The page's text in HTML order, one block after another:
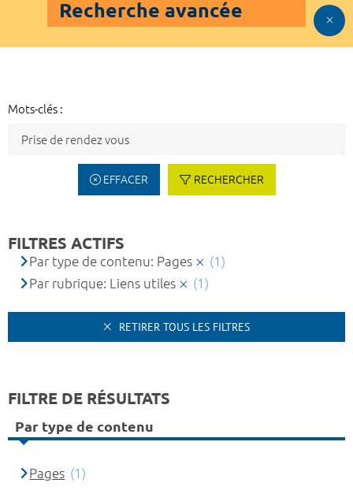
Recherche avancée
Mots-clés :
EFFACER RECHERCHER
FILTRES ACTIFS
Par type de contenu: Pages
(1)
Par rubrique: Liens utiles
(1)
RETIRER TOUS LES FILTRES
FILTRE DE RÉSULTATS
Par type de contenu
Pages (1)